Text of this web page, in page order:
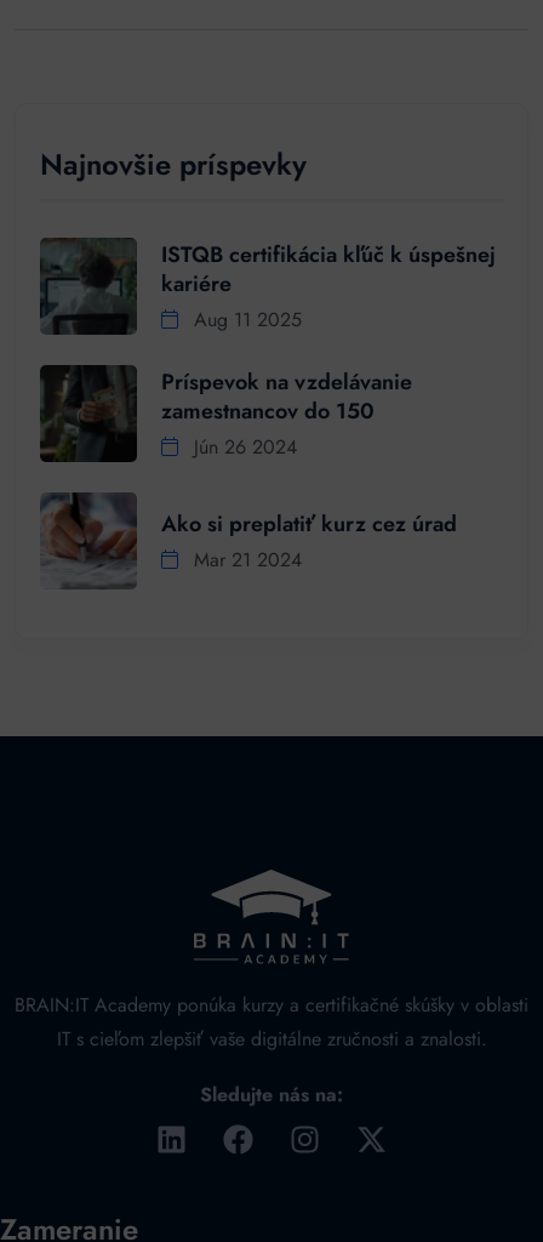
Najnovšie príspevky
ISTQB certifikácia kľúč k úspešnej
kariére
Aug 11 2025
Príspevok na vzdelávanie
zamestnancov do 150
Jún 26 2024
Ako si preplatiť kurz cez úrad
Mar 21 2024
BRAIN:IT Academy ponúka kurzy a certifikačné skúšky v oblasti
IT s cieľom zlepšiť vaše digitálne zručnosti a znalosti.
Sledujte nás na:
Zameranie